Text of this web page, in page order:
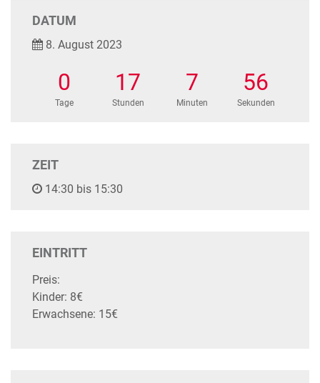
DATUM
8. August 2023
0
Tage
17
Stunden
7
Minuten
56
Sekunden
ZEIT
14:30 bis 15:30
EINTRITT
Preis:
Kinder: 8€
Erwachsene: 15€